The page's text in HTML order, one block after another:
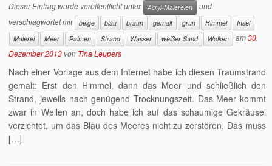
Dieser Eintrag wurde veröffentlicht unter Acryl-Malereien
und
verschlagwortet mit
beige blau braun gemalt grün Himmel
Insel
Malerei
Meer Palmen Strand Wasser weißer Sand Wolken am30.
Dezember 2013 von Tina Leupers
Nach einer Vorlage aus dem Internet habe ich diesen Traumstrand
gemalt: Erst den Himmel, dann das Meer und schließlich den
Strand, jeweils nach genügend Trocknungszeit. Das Meer kommt
zwar in Wellen an, doch habe ich auf das schaumige Gekräusel
verzichtet, um das Blau des Meeres nicht zu zerstören. Das muss
[…]